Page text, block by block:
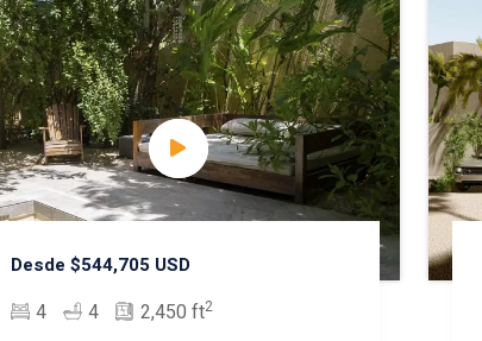
Desde $544,705 USD
4 4 2,450 ft2